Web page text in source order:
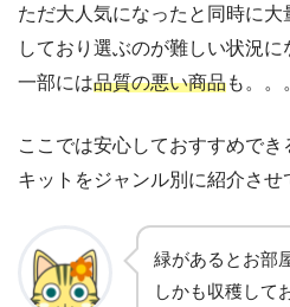
ただ大人気になったと同時に
しており選ぶのが難しい状況に
一部には品質の悪い商品も。。
ここでは安心しておすすめで
キットをジャンル別に紹介させ
緑があるとお部
しかも収穫して